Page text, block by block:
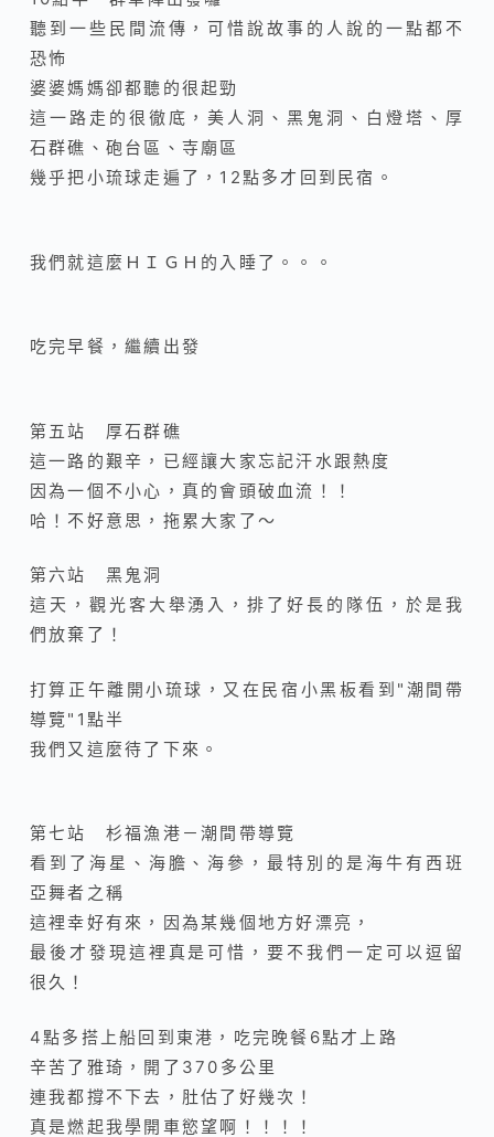
聽到一些民間流傳，可惜說故事的人說的一點都不
恐怖
婆婆媽媽卻都聽的很起勁
這一路走的很徹底，美人洞、黑鬼洞、白燈塔、厚
石群礁、砲台區、寺廟區
幾乎把小琉球走遍了，12點多才回到民宿。
我們就這麼ＨＩＧＨ的入睡了。。。
吃完早餐，繼續出發
第五站 厚石群礁
這一路的艱辛，已經讓大家忘記汗水跟熱度
因為一個不小心，真的會頭破血流！！
哈！不好意思，拖累大家了～
第六站 黑鬼洞
這天，觀光客大舉湧入，排了好長的隊伍，於是我
們放棄了！
打算正午離開小琉球，又在民宿小黑板看到"潮間帶
導覽"1點半
我們又這麼待了下來。
第七站 杉福漁港－潮間帶導覽
看到了海星、海膽、海參，最特別的是海牛有西班
亞舞者之稱
這裡幸好有來，因為某幾個地方好漂亮，
最後才發現這裡真是可惜，要不我們一定可以逗留
很久！
4點多搭上船回到東港，吃完晚餐6點才上路
辛苦了雅琦，開了370多公里
連我都撐不下去，肚估了好幾次！
真是燃起我學開車慾望啊！！！！